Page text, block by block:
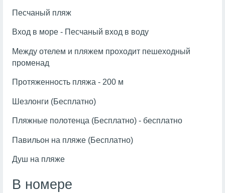
Песчаный пляж
Вход в море - Песчаный вход в воду
Между отелем и пляжем проходит пешеходный
променад
Протяженность пляжа - 200 м
Шезлонги (Бесплатно)
Пляжные полотенца (Бесплатно) - бесплатно
Павильон на пляже (Бесплатно)
Душ на пляже
В номере